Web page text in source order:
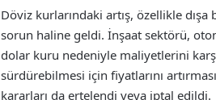
Döviz kurlarındaki artış, özellikle
sorun haline geldi. İnşaat sektörü,
dolar kuru nedeniyle maliyetlerini
sürdürebilmesi için fiyatlarını
kararları da ertelendi veya iptal edildi.